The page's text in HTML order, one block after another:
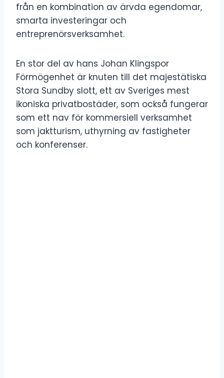
från en kombination av ärvda egendomar,
smarta investeringar och
entreprenörsverksamhet.
En stor del av hans Johan Klingspor
Förmögenhet är knuten till det majestätiska
Stora Sundby slott, ett av Sveriges mest
ikoniska privatbostäder, som också fungerar
som ett nav för kommersiell verksamhet
som jaktturism, uthyrning av fastigheter
och konferenser.